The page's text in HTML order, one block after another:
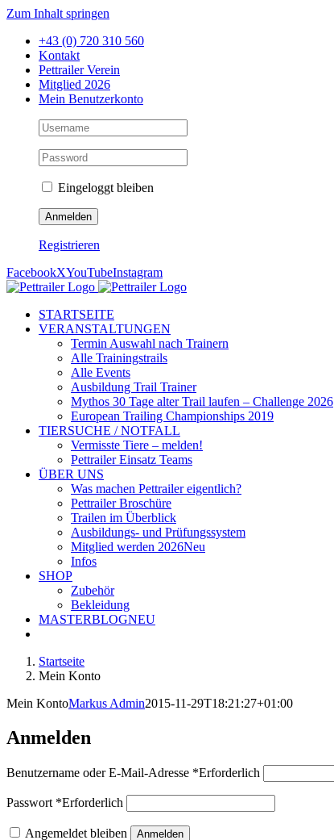
Zum Inhalt springen
+43 (0) 720 310 560
Kontakt
Pettrailer Verein
Mitglied 2026
Mein Benutzerkonto
Eingeloggt bleiben
Registrieren
FacebookXYouTubeInstagram
STARTSEITE
VERANSTALTUNGEN
Termin Auswahl nach Trainern
Alle Trainingstrails
Alle Events
Ausbildung Trail Trainer
Mythos 30 Tage alter Trail laufen – Challenge 2026
European Trailing Championships 2019
TIERSUCHE / NOTFALL
Vermisste Tiere – melden!
Pettrailer Einsatz Teams
ÜBER UNS
Was machen Pettrailer eigentlich?
Pettrailer Broschüre
Trailen im Überblick
Ausbildungs- und Prüfungssystem
Mitglied werden 2026Neu
Infos
SHOP
Zubehör
Bekleidung
MASTERBLOGNEU
Startseite
Mein Konto
Mein KontoMarkus Admin2015-11-29T18:21:27+01:00
Anmelden
Benutzername oder E-Mail-Adresse *Erforderlich
Passwort *Erforderlich
Angemeldet bleiben Anmelden